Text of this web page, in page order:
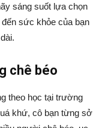
sáng suốt lựa chọn
sức khỏe của bạn
chê béo
theo học tại trường
khứ, cô bạn từng sở